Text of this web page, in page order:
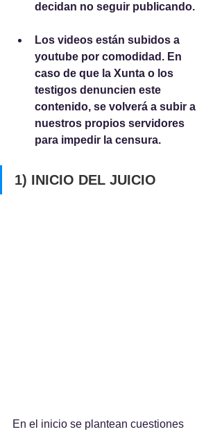
decidan no seguir publicando.
Los videos están subidos a
youtube por comodidad. En
caso de que la Xunta o los
testigos denuncien este
contenido, se volverá a subir a
nuestros propios servidores
para impedir la censura.
1) INICIO DEL JUICIO
En el inicio se plantean cuestiones